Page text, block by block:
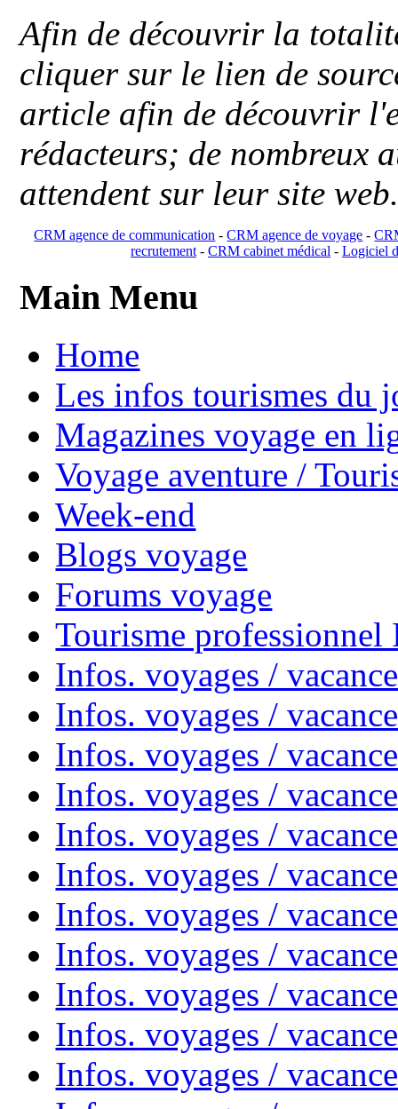
Afin de découvrir la
cliquer sur le lien de
article afin de découvrir
rédacteurs; de nombreux
attendent sur leur site
CRM agence de communication -CRM agence de voyage -
recrutement- CRM cabinet médical- Logiciel
Main Menu
Home
Les infos tourismes du
Magazines voyage en
Voyage aventure /
Week-end
Blogs voyage
Forums voyage
Tourisme
Infos. voyages /
Infos. voyages /
Infos. voyages /
Infos. voyages /
Infos. voyages /
Infos. voyages /
Infos. voyages /
Infos. voyages /
Infos. voyages /
Infos. voyages /
Infos. voyages /